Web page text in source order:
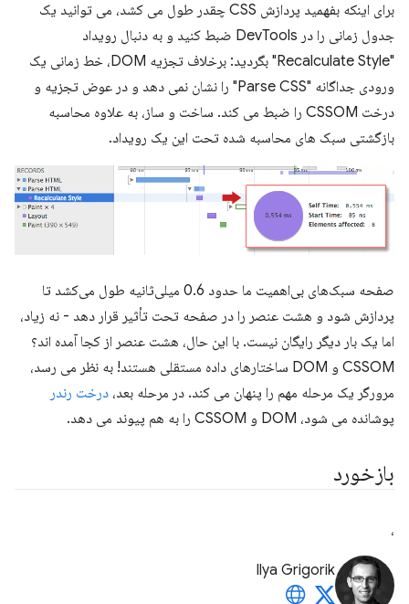
برای اینکه بفهمید پردازش CSS چقدر طول می کشد، می توانید یک
جدول زمانی را در DevTools ضبط کنید و به دنبال رویداد
"Recalculate Style" بگردید: برخلاف تجزیه DOM، خط زمانی یک
ورودی جداگانه "Parse CSS" را نشان نمی دهد و در عوض تجزیه و
درخت CSSOM را ضبط می کند. ساخت و ساز، به علاوه محاسبه
بازگشتی سبک های محاسبه شده تحت این یک رویداد.
صفحه سبک‌های بی‌اهمیت ما حدود 0.6 میلی‌ثانیه طول می‌کشد تا
پردازش شود و هشت عنصر را در صفحه تحت تأثیر قرار دهد - نه زیاد،
اما یک بار دیگر رایگان نیست. با این حال، هشت عنصر از کجا آمده اند؟
CSSOM و DOM ساختارهای داده مستقلی هستند! به نظر می رسد،
مرورگر یک مرحله مهم را پنهان می کند. در مرحله بعد، درخت رندر
پوشانده می شود، DOM و CSSOM را به هم پیوند می دهد.
بازخورد
،
Ilya Grigorik